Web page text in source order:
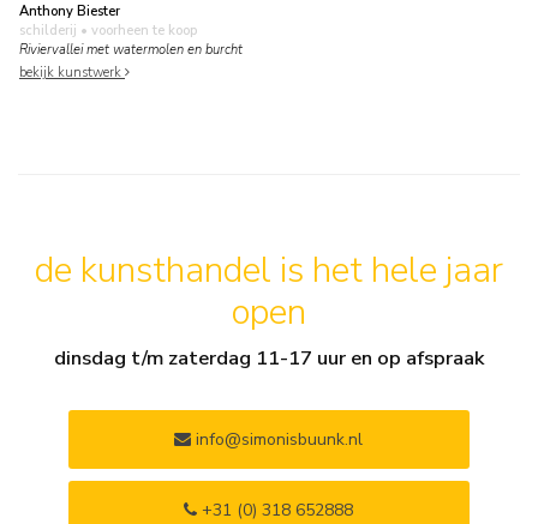
Anthony Biester
schilderij • voorheen te koop
Riviervallei met watermolen en burcht
bekijk kunstwerk
de kunsthandel is het hele jaar
open
dinsdag t/m zaterdag 11-17 uur en op afspraak
info@simonisbuunk.nl
+31 (0) 318 652888